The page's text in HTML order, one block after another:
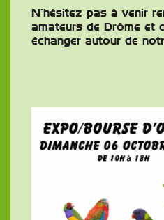
N’hésitez pas à venir
amateurs de Drôme et
échanger autour de